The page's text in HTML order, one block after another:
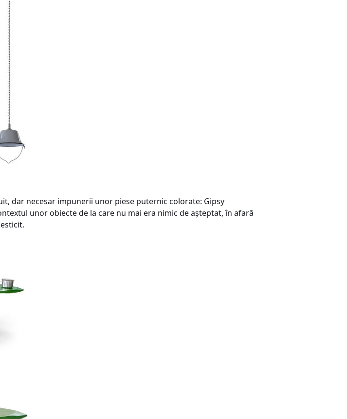
dar necesar impunerii unor piese puternic colorate: Gipsy
unor obiecte de la care nu mai era nimic de aşteptat, în afară